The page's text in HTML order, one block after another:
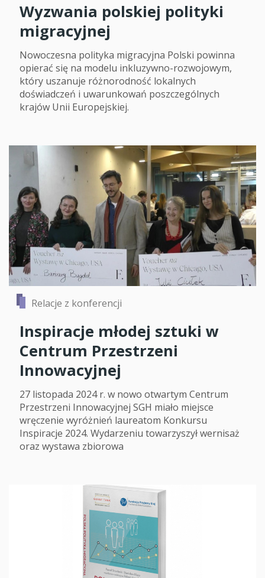
Wyzwania polskiej polityki
migracyjnej
Nowoczesna polityka migracyjna Polski powinna
opierać się na modelu inkluzywno-rozwojowym,
który uszanuje różnorodność lokalnych
doświadczeń i uwarunkowań poszczególnych
krajów Unii Europejskiej.
Relacje z konferencji
Inspiracje młodej sztuki w
Centrum Przestrzeni
Innowacyjnej
27 listopada 2024 r. w nowo otwartym Centrum
Przestrzeni Innowacyjnej SGH miało miejsce
wręczenie wyróżnień laureatom Konkursu
Inspiracje 2024. Wydarzeniu towarzyszył wernisaż
oraz wystawa zbiorowa